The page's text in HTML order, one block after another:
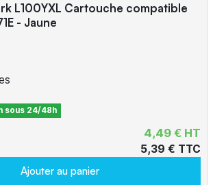
L100YXL Cartouche compatible
- Jaune
sous 24/48h
4,49 € HT
5,39 € TTC
Ajouter au panier